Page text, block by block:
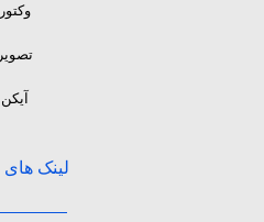
وکتور
تصویر
آیکن
لینک های